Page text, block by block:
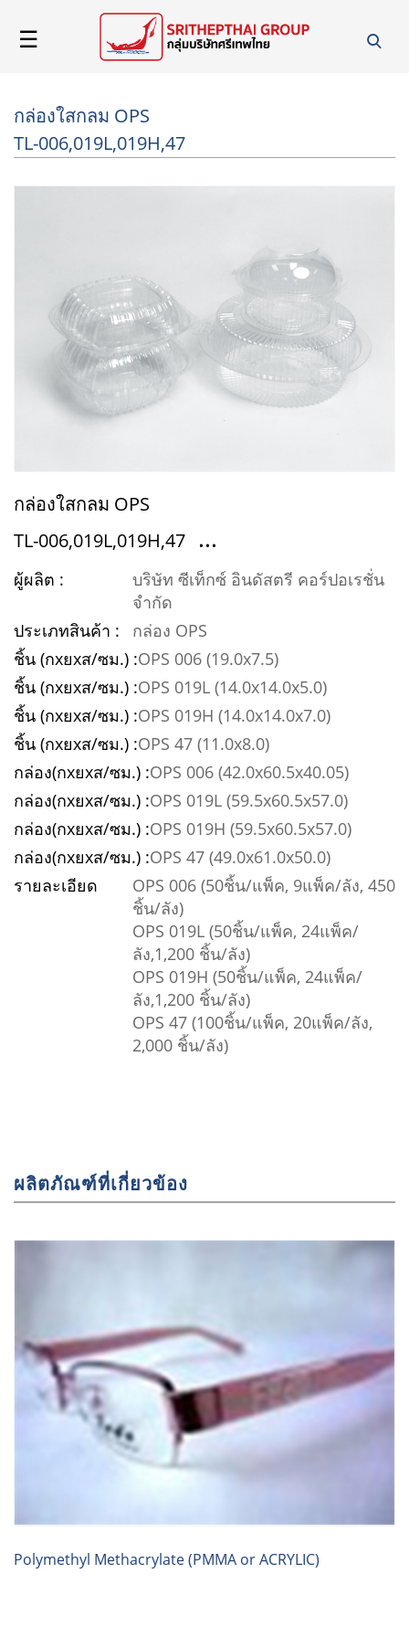
แรก
เกี่ยว
กับ
และ
บริการ
ข่าวสาร
กับ
เรา
ติดต่อ
EN
☰
กล่องใสกลม OPS
TL-006,019L,019H,47
กล่องใสกลม OPS
TL-006,019L,019H,47 ...
ผู้ผลิต :
บริษัท ซีเท็กซ์ อินดัสตรี คอร์ปอเรชั่น
จำกัด
ประเภทสินค้า :
กล่อง OPS
ชิ้น (กxยxส/ซม.) :OPS 006 (19.0x7.5)
ชิ้น (กxยxส/ซม.) :OPS 019L (14.0x14.0x5.0)
ชิ้น (กxยxส/ซม.) :OPS 019H (14.0x14.0x7.0)
ชิ้น (กxยxส/ซม.) :OPS 47 (11.0x8.0)
กล่อง(กxยxส/ซม.) :OPS 006 (42.0x60.5x40.05)
กล่อง(กxยxส/ซม.) :OPS 019L (59.5x60.5x57.0)
กล่อง(กxยxส/ซม.) :OPS 019H (59.5x60.5x57.0)
กล่อง(กxยxส/ซม.) :OPS 47 (49.0x61.0x50.0)
รายละเอียด
OPS 006 (50ชิ้น/แพ็ค, 9แพ็ค/ลัง, 450
ชิ้น/ลัง)
OPS 019L (50ชิ้น/แพ็ค, 24แพ็ค/
ลัง,1,200 ชิ้น/ลัง)
OPS 019H (50ชิ้น/แพ็ค, 24แพ็ค/
ลัง,1,200 ชิ้น/ลัง)
OPS 47 (100ชิ้น/แพ็ค, 20แพ็ค/ลัง,
2,000 ชิ้น/ลัง)
ผลิตภัณฑ์ที่เกี่ยวข้อง
Polymethyl Methacrylate (PMMA or ACRYLIC)